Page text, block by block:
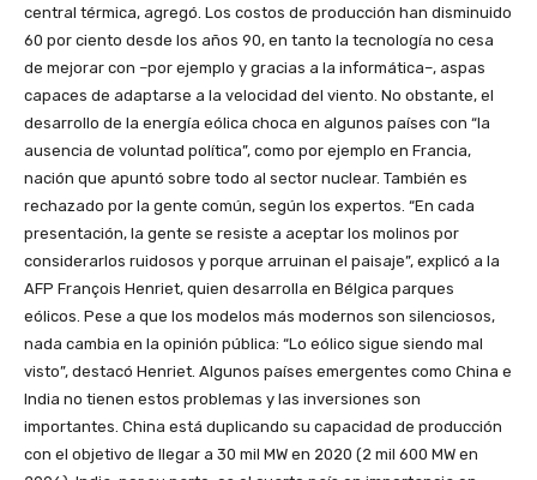
central térmica, agregó. Los costos de producción han disminuido
60 por ciento desde los años 90, en tanto la tecnología no cesa
de mejorar con –por ejemplo y gracias a la informática–, aspas
capaces de adaptarse a la velocidad del viento. No obstante, el
desarrollo de la energía eólica choca en algunos países con “la
ausencia de voluntad política”, como por ejemplo en Francia,
nación que apuntó sobre todo al sector nuclear. También es
rechazado por la gente común, según los expertos. “En cada
presentación, la gente se resiste a aceptar los molinos por
considerarlos ruidosos y porque arruinan el paisaje”, explicó a la
AFP François Henriet, quien desarrolla en Bélgica parques
eólicos. Pese a que los modelos más modernos son silenciosos,
nada cambia en la opinión pública: “Lo eólico sigue siendo mal
visto”, destacó Henriet. Algunos países emergentes como China e
India no tienen estos problemas y las inversiones son
importantes. China está duplicando su capacidad de producción
con el objetivo de llegar a 30 mil MW en 2020 (2 mil 600 MW en